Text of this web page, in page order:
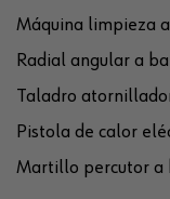
Máquina limpieza
Radial angular a
Taladro
Pistola de calor
Martillo percutor a